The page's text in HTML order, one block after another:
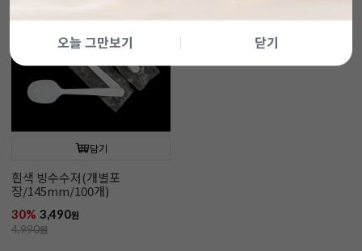
오늘 그만보기 닫기
담기
흰색 빙수수저(개별포
장/145mm/100개)
30% 3,490원
4,990원